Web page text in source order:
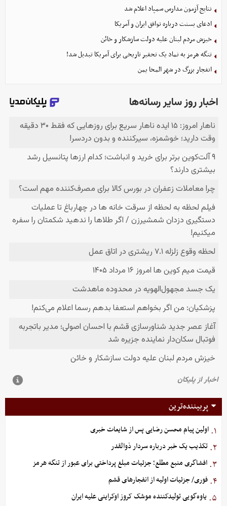
نتایج آزمون مدارس سمپاد اعلام شد
ادعای بسنت درباره توافق ایران و آمریکا
خیزش مردم لبنان علیه دولت سازشکار و خائن
تنگه هرمز به نماد یک تحقیر تاریخی برای آمریکا تبدیل شد!
انفجار بزرگ در شهر المخا یمن
پربیننده‌ترین
۱. اولین پیام محسن رضایی پس از شایعات خبری
۲. تکذیب یک خبر درباره سردار ذوالقدر
۳. افشاگری منبع مطلع؛ جزئیات مبلغ پرداختی برای عبور از تنگه هرمز
۴. فوری/ جزئیات اولیه از انفجارهای قشم
۵. یاوه‌گویی تولیدکننده موشک کروز اوکراینی علیه ایران